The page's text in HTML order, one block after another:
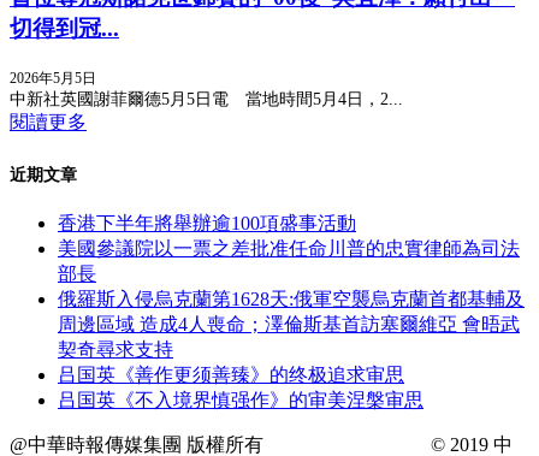
切得到冠...
2026年5月5日
中新社英國謝菲爾德5月5日電 當地時間5月4日，2...
閱讀更多
近期文章
香港下半年將舉辦逾100項盛事活動
美國參議院以一票之差批准任命川普的忠實律師為司法
部長
俄羅斯入侵烏克蘭第1628天:俄軍空襲烏克蘭首都基輔及
周邊區域 造成4人喪命；澤倫斯基首訪塞爾維亞 會晤武
契奇尋求支持
吕国英《善作更须善臻》的终极追求审思
吕国英《不入境界慎强作》的审美涅槃审思
@中華時報傳媒集團 版權所有
© 2019 中